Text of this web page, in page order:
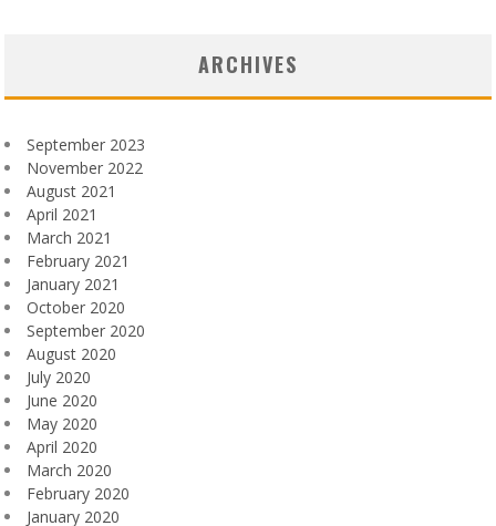
ARCHIVES
September 2023
November 2022
August 2021
April 2021
March 2021
February 2021
January 2021
October 2020
September 2020
August 2020
July 2020
June 2020
May 2020
April 2020
March 2020
February 2020
January 2020